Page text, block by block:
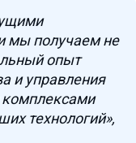
мы получаем не
опыт
и управления
технологий»,